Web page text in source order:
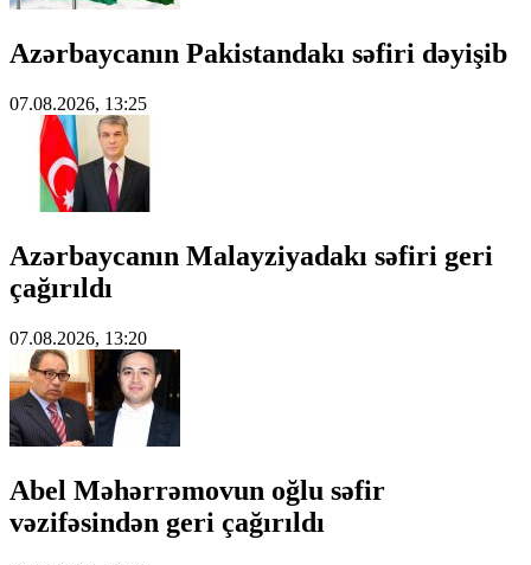
Azərbaycanın Pakistandakı səfiri dəyişib
07.08.2026, 13:25
Azərbaycanın Malayziyadakı səfiri geri
çağırıldı
07.08.2026, 13:20
Abel Məhərrəmovun oğlu səfir
vəzifəsindən geri çağırıldı